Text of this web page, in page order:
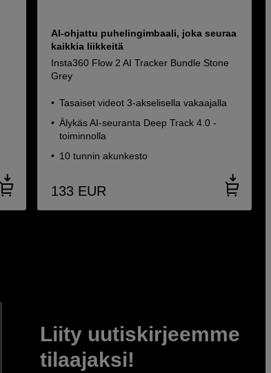
AI-ohjattu puhelingimbaali, joka seuraa
kaikkia liikkeitä
Insta360 Flow 2 AI Tracker Bundle Stone
Grey
Tasaiset videot 3-akselisella vakaajalla
Älykäs AI-seuranta Deep Track 4.0 -
toiminnolla
10 tunnin akunkesto
133 EUR
Liity uutiskirjeemme
tilaajaksi!